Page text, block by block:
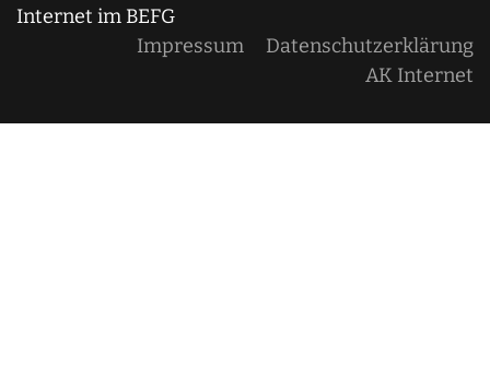
Internet im BEFG
Impressum
Datenschutzerklärung
AK Internet